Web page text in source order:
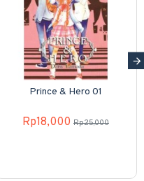
Prince & Hero 01
Rp18,000 Rp25,000